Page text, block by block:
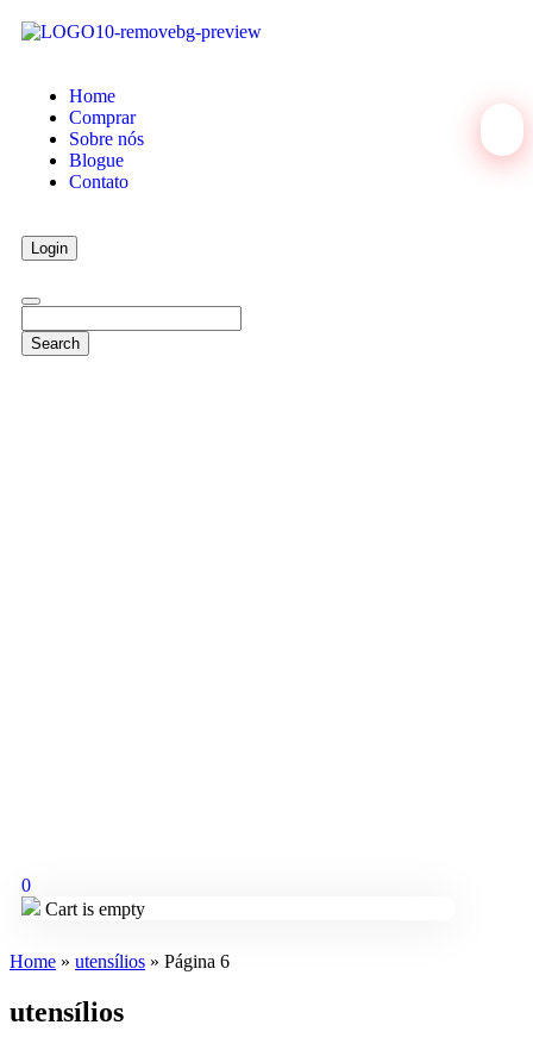
Home
Comprar
Sobre nós
Blogue
Contato
Login
0
Cart is empty
Home » utensílios » Página 6
utensílios